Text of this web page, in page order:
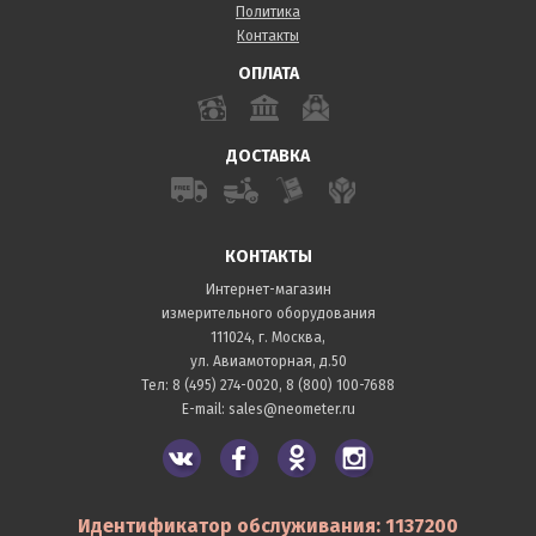
Политика
Контакты
ОПЛАТА
ДОСТАВКА
КОНТАКТЫ
Интернет-магазин
измерительного оборудования
111024, г. Москва,
ул. Авиамоторная, д.50
Тел: 8 (495) 274-0020, 8 (800) 100-7688
E-mail: sales@neometer.ru
Идентификатор обслуживания: 1137200